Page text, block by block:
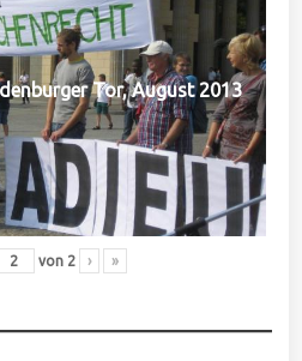
Tor, August 2013
von 2 › »